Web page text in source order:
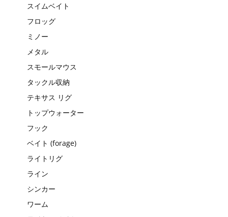
スイムベイト
フロッグ
ミノー
メタル
スモールマウス
タックル収納
テキサス リグ
トップウォーター
フック
ベイト (forage)
ライトリグ
ライン
シンカー
ワーム